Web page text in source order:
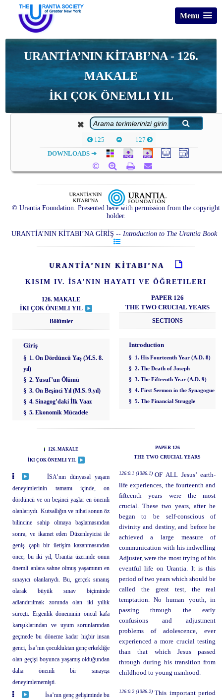
Menu
URANTİA’NIN KİTABI’NA - 126.
MAKALE
İKI ÇOK ÖNEMLI YIL
125 127
DOWNLOADS ➔
© Urantia Foundation. Presented here with permission from the copyright
holder.
URANTİA’NIN KİTABI’NA GİRİŞ -- Introduction to The Urantia Book
URANTİA’NIN KİTABI’NA
KISIM IV. İSA’NIN HAYATI VE ÖĞRETILERI
126. MAKALE
İKI ÇOK ÖNEMLI YIL
Bölümler
Giriş
§ 1. On Dördüncü Yaş (M.S. 8.
yıl)
§ 2. Yusuf’un Ölümü
§ 3. On Beşinci Yıl (M.S. 9.yıl)
§ 4. Sinagog’daki İlk Vaaz
§ 5. Ekonomik Mücadele
PAPER 126
THE TWO CRUCIAL YEARS
SECTIONS
Introduction
§ 1. His Fourteenth Year (A.D. 8)
§ 2. The Death of Joseph
§ 3. The Fifteenth Year (A.D. 9)
§ 4. First Sermon in the Synagogue
§ 5. The Financial Struggle
126. MAKALE
İKI ÇOK ÖNEMLI YIL
PAPER 126
THE TWO CRUCIAL YEARS
İSA’nın dünyasal yaşam
deneyimlerinin tamamı içinde, on
dördüncü ve on beşinci yaşlar en önemli
olanlarıydı. Kutsallığın ve nihai sonun öz
bilincine sahip olmaya başlamasından
sonra, ve ikamet eden Düzenleyicisi ile
geniş çaplı bir iletişim kazanmasından
önce, bu iki yıl, Urantia üzerinde onun
önemli anlara sahne olmuş yaşamının en
sınayıcı olanlarıydı. Bu, gerçek sınanış
olarak büyük sınav biçiminde
adlandırılmak zorunda olan iki yıllık
süreçti. Ergenlik döneminin öncül kafa
karışıklarından ve uyum sorunlarından
geçmede bu döneme kadar hiçbir insan
genci, İsa’nın çocukluktan genç erkekliğe
olan geçişi boyunca yaşamış olduğundan
daha önemli bir sınayışı
deneyimlememişti.
126:0.1 (1386.1) OF ALL Jesus’ earth-
life experiences, the fourteenth and
fifteenth years were the most
crucial. These two years, after he
began to be self-conscious of
divinity and destiny, and before he
achieved a large measure of
communication with his indwelling
Adjuster, were the most trying of his
eventful life on Urantia. It is this
period of two years which should be
called the great test, the real
temptation. No human youth, in
passing through the early
confusions and adjustment
problems of adolescence, ever
experienced a more crucial testing
than that which Jesus passed
through during his transition from
childhood to young manhood.
İsa’nın genç gelişiminde bu
126:0.2 (1386.2) This important period